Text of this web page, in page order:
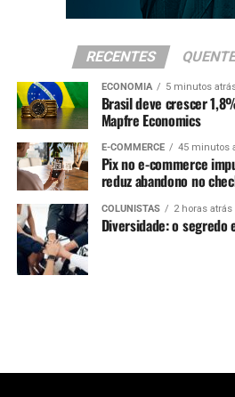
RECENTES
ECONOMIA 5 minutos
Brasil deve crescer
Mapfre Economics
E-COMMERCE 45 minutos
Pix no e-commerce
reduz abandono no
COLUNISTAS 2 horas atrás
Diversidade: o